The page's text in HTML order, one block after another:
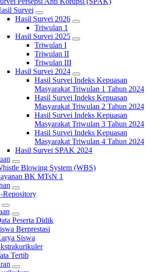
Survei
Hasil Survei 2026
Triwulan 1
Hasil Survei 2025
Triwulan I
Triwulan II
Triwulan III
Hasil Survei 2024
Hasil Survei Indeks Kepuasan
Masyarakat Triwulan 1 Tahun 2024
Hasil Survei Indeks Kepuasan
Masyarakat Triwulan 2 Tahun 2024
Hasil Survei Indeks Kepuasan
Masyarakat Triwulan 3 Tahun 2024
Hasil Survei Indeks Kepuasan
Masyarakat Triwulan 4 Tahun 2024
Hasil Survei SPAK 2024
Blowing System (WBS)
BK MTsN 1
Repository
Peserta Didik
Berprestasi
Siswa
Tertib